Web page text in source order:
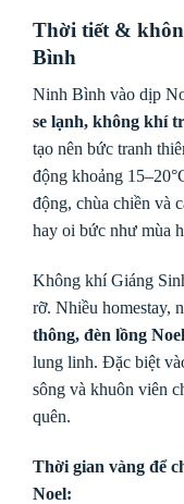
Thời tiết &
Bình
Ninh Bình vào dịp
se lạnh, không khí
tạo nên bức tranh
động khoảng
động, chùa chiền và
hay oi bức như mùa
Không khí Giáng
rỡ. Nhiều homestay,
thông, đèn lồng
lung linh. Đặc biệt
sông và khuôn viên
quên.
Thời gian vàng để
Noel: